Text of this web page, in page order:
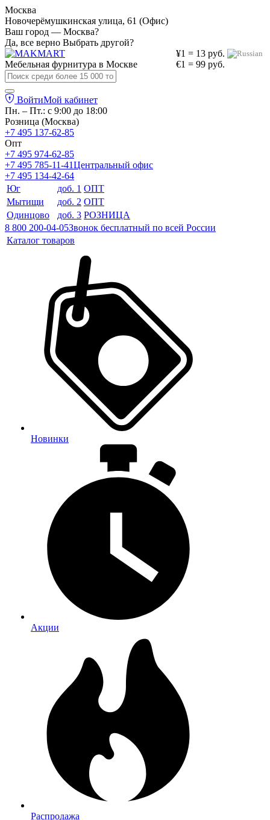
Москва
Новочерёмушкинская улица, 61 (Офис)
Ваш город — Москва?
Да, все верно Выбрать другой?
¥1 = 13 руб.
€1 = 99 руб.
Мебельная фурнитура в Москве
ВойтиМой кабинет
Пн. – Пт.: с 9:00 до 18:00
Розница (Москва)
+7 495 137-62-85
Опт
+7 495 974-62-85
+7 495 785-11-41Центральный офис
+7 495 134-42-64
Юг
доб. 1 ОПТ
Мытищи
доб. 2 ОПТ
Одинцово
доб. 3 РОЗНИЦА
8 800 200-04-05Звонок бесплатный по всей России
Каталог товаров
Новинки
Акции
Распродажа